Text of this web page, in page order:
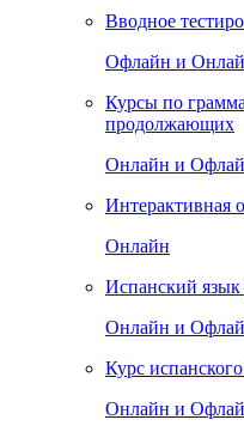
Вводное
Офлайн и
Курсы по
продолжающих
Онлайн и
Интерактивная
Онлайн
Испанский язык
Онлайн и
Курс
Онлайн и